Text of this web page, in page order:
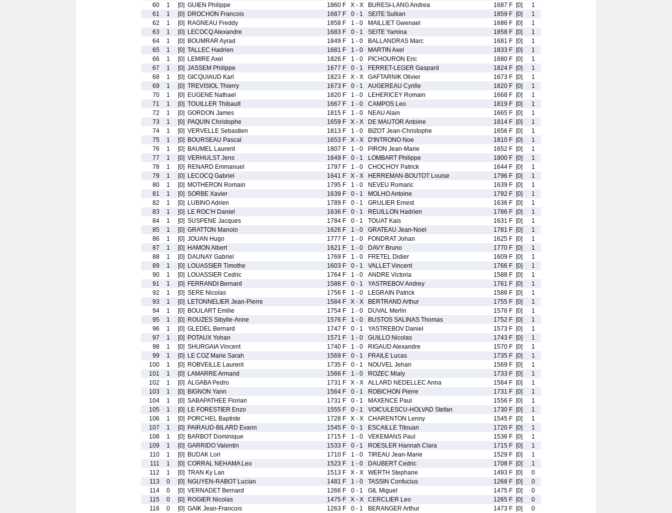
60
1 [0] GUIEN Philippe 1860 F X - X BURESI-LANG Andrea 1687 F [0]
1
61
1 [0] DROCHON Francois 1687 F 0 - 1 SEITE Sullian 1859 F [0]
1
62
1 [0] RAGNEAU Freddy 1858 F 1 - 0 MAILLIET Gwenael 1686 F [0]
1
63
1 [0] LECOCQ Alexandre 1683 F 0 - 1 SEITE Yamina 1858 F [0]
1
64
1 [0] BOUMRAR Ayrad 1849 F 1 - 0 BALLANDRAS Marc 1681 F [0]
1
65
1 [0] TALLEC Hadrien 1681 F 1 - 0 MARTIN Axel 1833 F [0]
1
66
1 [0] LEMIRE Axel 1826 F 1 - 0 PICHOURON Eric 1680 F [0]
1
67
1 [0] JASSEM Philippe 1677 F 0 - 1 FERRET-LEGER Gaspard 1824 F [0]
1
68
1 [0] GICQUIAUD Karl 1823 F X - X GAFTARNIK Olivier 1673 F [0]
1
69
1 [0] TREVISIOL Thierry 1673 F 0 - 1 AUGEREAU Cyrille 1820 F [0]
1
70
1 [0] EUGENE Nathael 1820 F 1 - 0 LEHERICEY Romain 1668 F [0]
1
71
1 [0] TOUILLER Thibault 1667 F 1 - 0 CAMPOS Leo 1819 F [0]
1
72
1 [0] GORDON James 1815 F 1 - 0 NEAU Alain 1665 F [0]
1
73
1 [0] PAQUIN Christophe 1659 F X - X DE MAUTOR Antoine 1814 F [0]
1
74
1 [0] VERVELLE Sebastien 1813 F 1 - 0 BIZOT Jean-Christophe 1656 F [0]
1
75
1 [0] BOURSEAU Pascal 1653 F X - X D'INTRONO Noe 1810 F [0]
1
76
1 [0] BAUMEL Laurent 1807 F 1 - 0 PIRON Jean-Marie 1652 F [0]
1
77
1 [0] VERHULST Jens 1649 F 0 - 1 LOMBART Philippe 1800 F [0]
1
78
1 [0] RENARD Emmanuel 1797 F 1 - 0 CHOCHOY Patrick 1644 F [0]
1
79
1 [0] LECOCQ Gabriel 1641 F X - X HERREMAN-BOUTOT Louise 1796 F [0]
1
80
1 [0] MOTHERON Romain 1795 F 1 - 0 NEVEU Romaric 1639 F [0]
1
81
1 [0] SORBE Xavier 1639 F 0 - 1 MOLHO Antoine 1792 F [0]
1
82
1 [0] LUBINO Adrien 1789 F 0 - 1 GRULIER Ernest 1636 F [0]
1
83
1 [0] LE ROC'H Daniel 1636 F 0 - 1 REUILLON Hadrien 1786 F [0]
1
84
1 [0] SUSPENE Jacques 1784 F 0 - 1 TOUAT Kais 1631 F [0]
1
85
1 [0] GRATTON Manolo 1626 F 1 - 0 GRATEAU Jean-Noel 1781 F [0]
1
86
1 [0] JOUAN Hugo 1777 F 1 - 0 FONDRAT Johan 1625 F [0]
1
87
1 [0] HAMON Albert 1621 F 1 - 0 DAVY Bruno 1770 F [0]
1
88
1 [0] DAUNAY Gabriel 1769 F 1 - 0 FRETEL Didier 1609 F [0]
1
89
1 [0] LOUASSIER Timothe 1603 F 0 - 1 VALLET Vincent 1766 F [0]
1
90
1 [0] LOUASSIER Cedric 1764 F 1 - 0 ANDRE Victoria 1588 F [0]
1
91
1 [0] FERRANDI Bernard 1588 F 0 - 1 YASTREBOV Andrey 1761 F [0]
1
92
1 [0] SERE Nicolas 1756 F 1 - 0 LEGRAIN Patrick 1586 F [0]
1
93
1 [0] LETONNELIER Jean-Pierre 1584 F X - X BERTRAND Arthur 1755 F [0]
1
94
1 [0] BOULART Emilie 1754 F 1 - 0 DUVAL Merlin 1576 F [0]
1
95
1 [0] ROUZES Sibylle-Anne 1576 F 1 - 0 BUSTOS SALINAS Thomas 1752 F [0]
1
96
1 [0] GLEDEL Bernard 1747 F 0 - 1 YASTREBOV Daniel 1573 F [0]
1
97
1 [0] POTAUX Yohan 1571 F 1 - 0 GUILLO Nicolas 1743 F [0]
1
98
1 [0] SHURGAIA Vincent 1740 F 1 - 0 RIGAUD Alexandre 1570 F [0]
1
99
1 [0] LE COZ Marie Sarah 1569 F 0 - 1 FRAILE Lucas 1735 F [0]
1
100
1 [0] ROBVEILLE Laurent 1735 F 0 - 1 NOUVEL Jehan 1569 F [0]
1
101
1 [0] LAMARRE Armand 1566 F 1 - 0 ROZEC Mialy 1733 F [0]
1
102
1 [0] ALGABA Pedro 1731 F X - X ALLARD NEDELLEC Anna 1564 F [0]
1
103
1 [0] BIGNON Yann 1564 F 0 - 1 ROBICHON Pierre 1731 F [0]
1
104
1 [0] SABAPATHEE Florian 1731 F 0 - 1 MAXENCE Paul 1556 F [0]
1
105
1 [0] LE FORESTIER Enzo 1555 F 0 - 1 VOICULESCU-HOLVAD Stefan 1730 F [0]
1
106
1 [0] PORCHEL Baptiste 1728 F X - X CHARENTON Lenny 1545 F [0]
1
107
1 [0] PAIRAUD-BILARD Evann 1545 F 0 - 1 ESCAILLE Titouan 1720 F [0]
1
108
1 [0] BARBOT Dominique 1715 F 1 - 0 VEKEMANS Paul 1536 F [0]
1
109
1 [0] GARRIDO Valentin 1533 F 0 - 1 ROESLER Hannah Clara 1715 F [0]
1
110
1 [0] BUDAK Lori 1710 F 1 - 0 TIREAU Jean-Marie 1529 F [0]
1
111
1 [0] CORRAL NEHAMA Leo 1523 F 1 - 0 DAUBERT Cedric 1708 F [0]
1
112
1 [0] TRAN Ky Lan 1513 F X - X WERTH Stephane 1493 F [0]
0
113
0 [0] NGUYEN-RABOT Lucian 1481 F 1 - 0 TASSIN Confucius 1268 F [0]
0
114
0 [0] VERNADET Bernard 1266 F 0 - 1 GIL Miguel 1475 F [0]
0
115
0 [0] ROGIER Nicolas 1475 F X - X CERCLIER Leo 1265 F [0]
0
116
0 [0] GAIK Jean-Francois 1263 F 0 - 1 BERANGER Arthur 1473 F [0]
0